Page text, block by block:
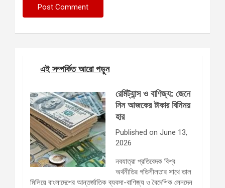
এই সম্পর্কিত আরো পড়ুন
রেমিট্যান্স ও বাণিজ্য: জেনে
নিন আজকের টাকার বিনিময়
হার
Published on June 13,
2026
নবযাত্রা প্রতিবেদক বিশ্ব
অর্থনীতির গতিশীলতার সাথে তাল
মিলিয়ে বাংলাদেশের আন্তর্জাতিক ব্যবসা-বাণিজ্য ও বৈদেশিক লেনদেন